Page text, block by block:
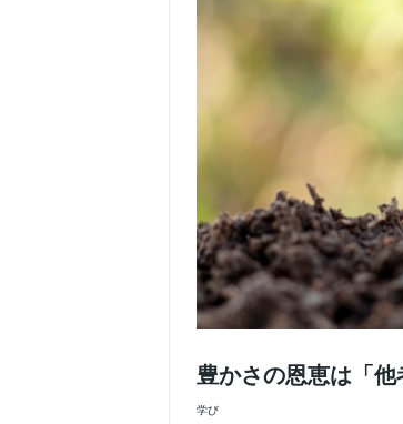
豊かさの恩恵は「
学び